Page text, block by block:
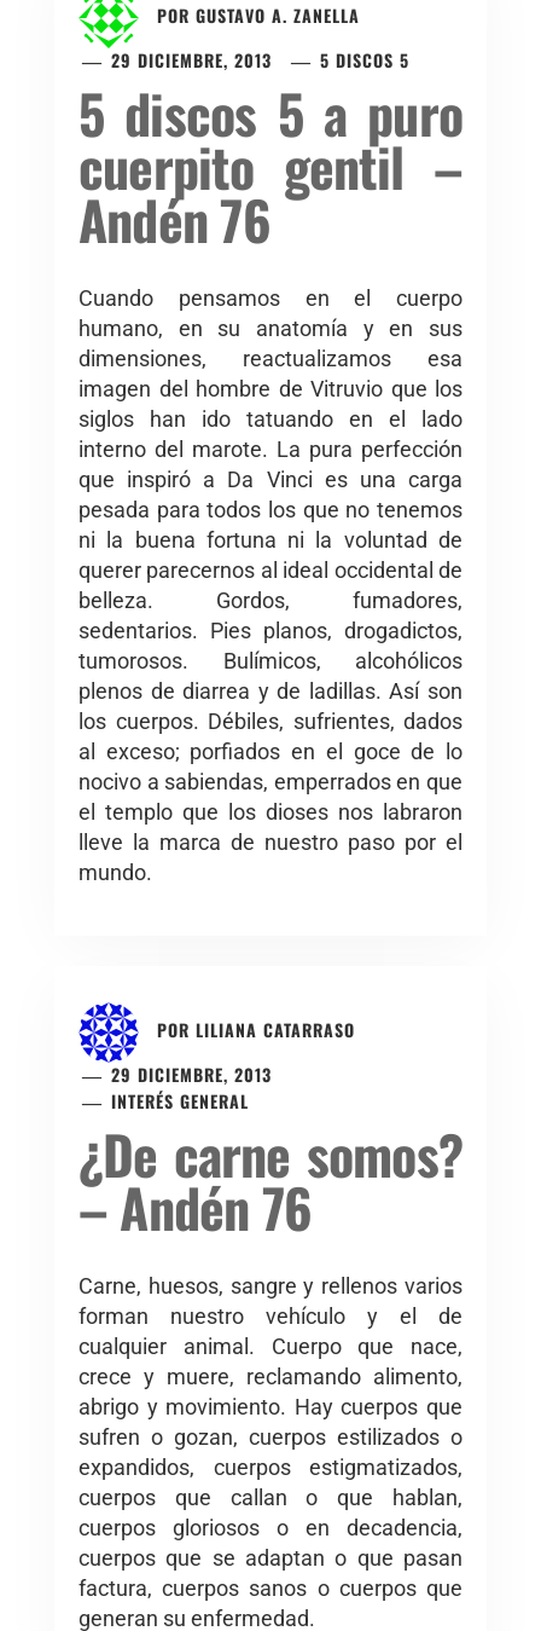
POR GUSTAVO A. ZANELLA
29 DICIEMBRE, 2013
5 DISCOS 5
5 discos 5 a puro
cuerpito gentil –
Andén 76
Cuando pensamos en el cuerpo
humano, en su anatomía y en sus
dimensiones, reactualizamos esa
imagen del hombre de Vitruvio que los
siglos han ido tatuando en el lado
interno del marote. La pura perfección
que inspiró a Da Vinci es una carga
pesada para todos los que no tenemos
ni la buena fortuna ni la voluntad de
querer parecernos al ideal occidental de
belleza. Gordos, fumadores,
sedentarios. Pies planos, drogadictos,
tumorosos. Bulímicos, alcohólicos
plenos de diarrea y de ladillas. Así son
los cuerpos. Débiles, sufrientes, dados
al exceso; porfiados en el goce de lo
nocivo a sabiendas, emperrados en que
el templo que los dioses nos labraron
lleve la marca de nuestro paso por el
mundo.
POR LILIANA CATARRASO
29 DICIEMBRE, 2013
INTERÉS GENERAL
¿De carne somos?
– Andén 76
Carne, huesos, sangre y rellenos varios
forman nuestro vehículo y el de
cualquier animal. Cuerpo que nace,
crece y muere, reclamando alimento,
abrigo y movimiento. Hay cuerpos que
sufren o gozan, cuerpos estilizados o
expandidos, cuerpos estigmatizados,
cuerpos que callan o que hablan,
cuerpos gloriosos o en decadencia,
cuerpos que se adaptan o que pasan
factura, cuerpos sanos o cuerpos que
generan su enfermedad.